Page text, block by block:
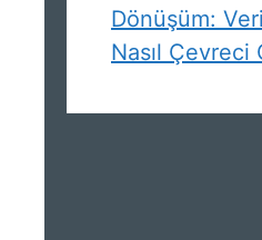
Dönüşüm:
Nasıl Çevreci